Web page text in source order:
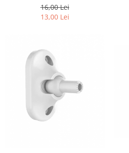
16,00 Lei
13,00 Lei